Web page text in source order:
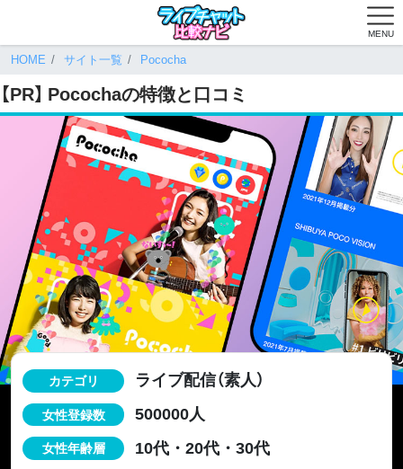
MENU
HOME サイト一覧 Pococha
【PR】 Pocochaの特徴と口コミ
カテゴリ ライブ配信（素人）
女性登録数 500000人
女性年齢層 10代・20代・30代